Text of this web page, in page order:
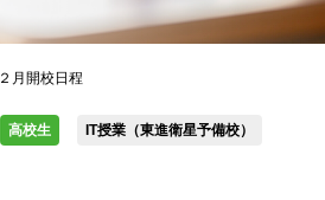
２月開校日程
高校生 IT授業（東進衛星予備校）